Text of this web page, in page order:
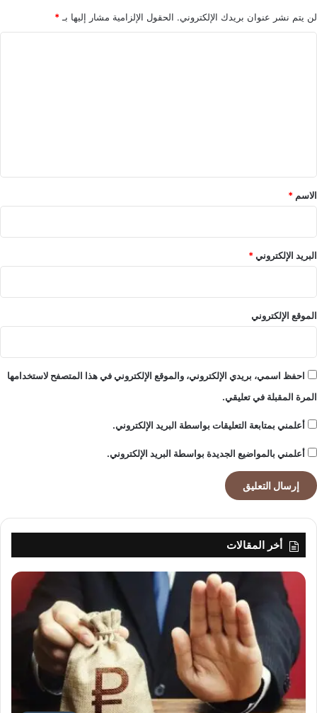
لن يتم نشر عنوان بريدك الإلكتروني. الحقول الإلزامية مشار إليها بـ *
*
الاسم *
البريد الإلكتروني*
الموقع الإلكتروني
احفظ اسمي، بريدي الإلكتروني، والموقع الإلكتروني في هذا المتصفح لاستخدامها
المرة المقبلة في تعليقي.
أعلمني بمتابعة التعليقات بواسطة البريد الإلكتروني.
أعلمني بالمواضيع الجديدة بواسطة البريد الإلكتروني.
أخر المقالات